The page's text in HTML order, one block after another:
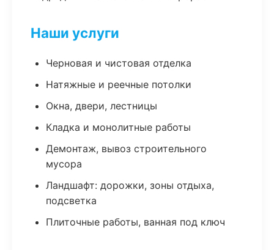
Наши услуги
Черновая и чистовая отделка
Натяжные и реечные потолки
Окна, двери, лестницы
Кладка и монолитные работы
Демонтаж, вывоз строительного
мусора
Ландшафт: дорожки, зоны отдыха,
подсветка
Плиточные работы, ванная под ключ